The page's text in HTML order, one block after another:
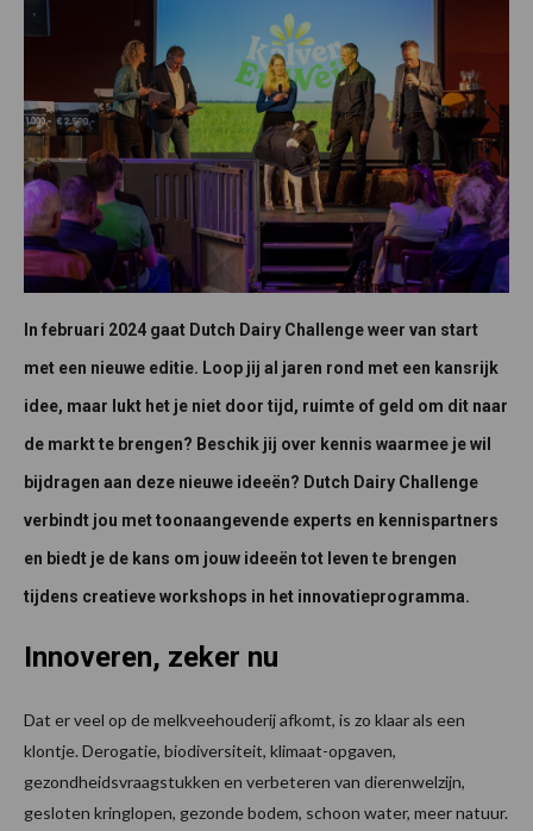
In februari 2024 gaat Dutch Dairy Challenge weer van start
met een nieuwe editie. Loop jij al jaren rond met een kansrijk
idee, maar lukt het je niet door tijd, ruimte of geld om dit naar
de markt te brengen? Beschik jij over kennis waarmee je wil
bijdragen aan deze nieuwe ideeën? Dutch Dairy Challenge
verbindt jou met toonaangevende experts en kennispartners
en biedt je de kans om jouw ideeën tot leven te brengen
tijdens creatieve workshops in het innovatieprogramma.
Innoveren, zeker nu
Dat er veel op de melkveehouderij afkomt, is zo klaar als een
klontje. Derogatie, biodiversiteit, klimaat-opgaven,
gezondheidsvraagstukken en verbeteren van dierenwelzijn,
gesloten kringlopen, gezonde bodem, schoon water, meer natuur.